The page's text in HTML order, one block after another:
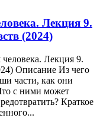
Лекция 9.
(2024)
Лекция 9.
Описание Из чего
части, как они
с ними может
Краткое